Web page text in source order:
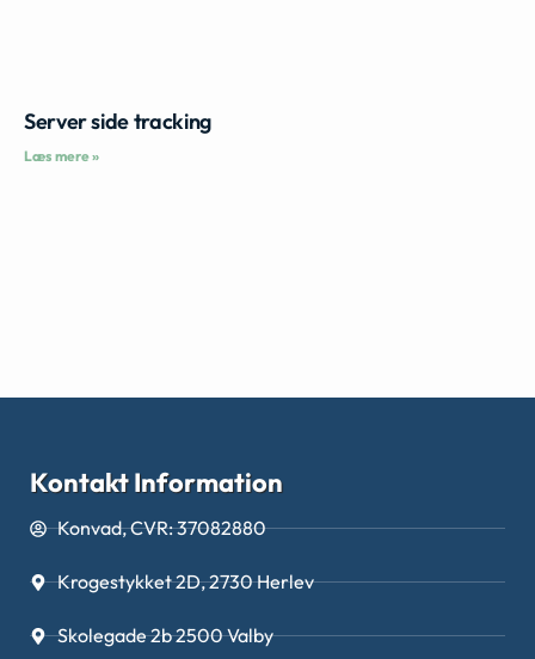
Server side tracking
Læs mere »
Kontakt Information
Konvad, CVR: 37082880
Krogestykket 2D, 2730 Herlev
Skolegade 2b 2500 Valby